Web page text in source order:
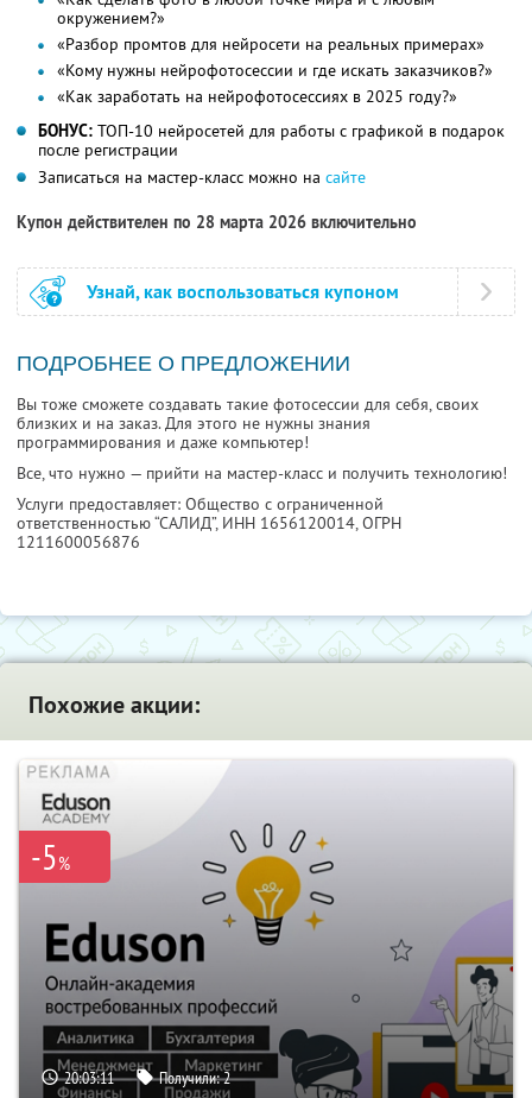
окружением?»
«Разбор промтов для нейросети на реальных примерах»
«Кому нужны нейрофотосессии и где искать заказчиков?»
«Как заработать на нейрофотосессиях в 2025 году?»
БОНУС: ТОП-10 нейросетей для работы с графикой в подарок
после регистрации
Записаться на мастер-класс можно на сайте
Купон действителен по 28 марта 2026 включительно
Узнай, как воспользоваться купоном
ПОДРОБНЕЕ О ПРЕДЛОЖЕНИИ
Вы тоже сможете создавать такие фотосессии для себя, своих
близких и на заказ. Для этого не нужны знания
программирования и даже компьютер!
Все, что нужно — прийти на мастер-класс и получить технологию!
Услуги предоставляет: Общество с ограниченной
ответственностью “САЛИД”, ИНН 1656120014, ОГРН
1211600056876
Похожие акции:
-5%
20:03:10 Получили:2